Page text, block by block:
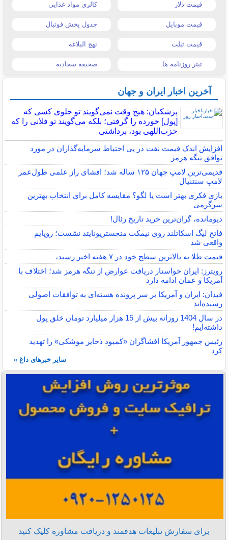
قیمت دلار کالری مواد غذایی
قیمت موبایل جدول پخش فوتبال
قیمت تبلت نهج البلاغه
تیتر روزنامه ها صحیفه سجادیه
آخرین اخبار ایران و جهان
پزشکیان: هیچ وقت نمی‌گویند تو جلوی کسی که
[پول] خورده را گرفتی؛ بلکه می‌گویند تو فلانی را که
حزب‌اللهی بود، برداشتی
افزایش اندک قیمت نفت در پی احتیاط سرمایه‌گذاران در مورد
توافق تنگه هرمز
قدیمی‌ترین لامپ جهان ۱۲۵ ساله شد؛ افشای راز علمی طول‌عمر
لامپ سنتنیال
بازی فکری بهتر است یا لگو؟ مقایسه کامل برای انتخاب بهترین
سرگرمی
دیومانده، گران‌ترین خرید تاریخ رئال!
فاتح لیگ اسکاتلند روی نیمکت منچستریونایتد نشست؛ رویایم
واقعی شد
قیمت طلا به بالاترین سطح خود در ۷ هفته اخیر رسید،
رویترز: ایران خواستار دریافت عوارض از تنگه هرمز شد؛ اختلاف با
آمریکا و عمان ادامه دارد
فیدان: ایران و آمریکا بر سر پرونده هسته‌ای به توافقات اصولی
رسیده‌اند
در سال 1404 روزانه بیش از 15 هزار میلیارد تومان خلق پول
داشته‌ایم!
رئیس جمهور آمریکا افشاگران «کمبود ذخایر موشکی» را تهدید
کرد
سایر خبرهای داغ »
برای سفارش تبلیغات هدفمند و دریافت مشاوره کلیک کنید